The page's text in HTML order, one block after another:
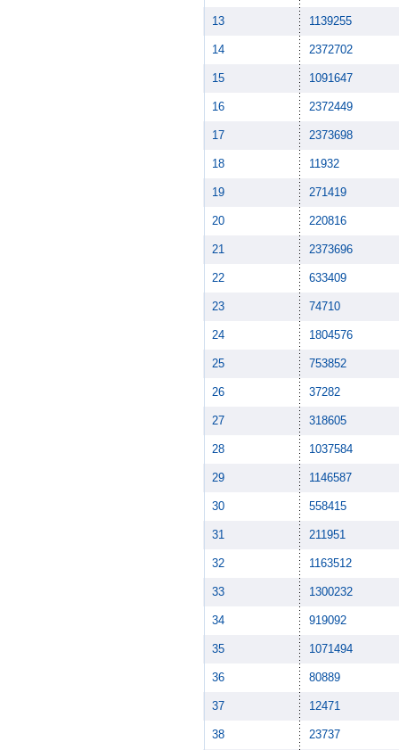
13 1139255
14 2372702
15 1091647
16 2372449
17 2373698
18 11932
19 271419
20 220816
21 2373696
22 633409
23 74710
24 1804576
25 753852
26 37282
27 318605
28 1037584
29 1146587
30 558415
31 211951
32 1163512
33 1300232
34 919092
35 1071494
36 80889
37 12471
38 23737